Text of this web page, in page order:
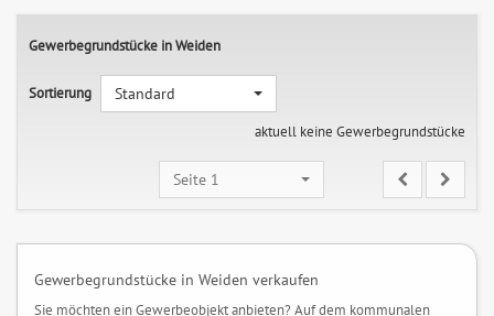
Gewerbegrundstücke in Weiden
Sortierung
Standard
aktuell keine Gewerbegrundstücke
Seite 1
Gewerbegrundstücke in Weiden verkaufen
Sie möchten ein Gewerbeobjekt anbieten? Auf dem kommunalen